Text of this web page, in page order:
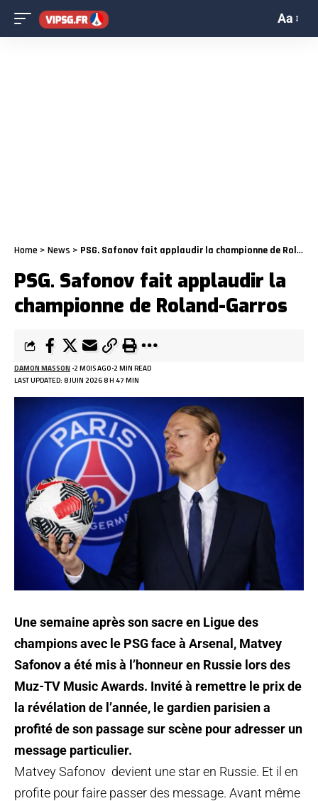
Aa
Home > News > PSG. Safonov fait applaudir la championne de Roland-Garros
PSG. Safonov fait applaudir la
championne de Roland-Garros
LAST UPDATED: 8 JUIN 2026 8 H 47 MIN
DAMON MASSON 2 MOIS AGO 2 MIN READ
Une semaine après son sacre en Ligue des
champions avec le PSG face à Arsenal, Matvey
Safonov a été mis à l’honneur en Russie lors des
Muz-TV Music Awards. Invité à remettre le prix de
la révélation de l’année, le gardien parisien a
profité de son passage sur scène pour adresser un
message particulier.
Matvey Safonov devient une star en Russie. Et il en
profite pour faire passer des message. Avant même